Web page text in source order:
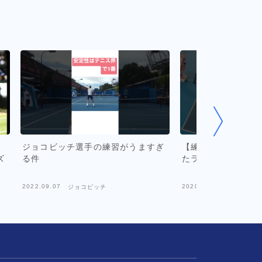
ジョコビッチ選手の練習がうますぎ
る件
2022.09.07 ジョコビッチ
【練習風景】ジョ
たラリー！
2020.06.14